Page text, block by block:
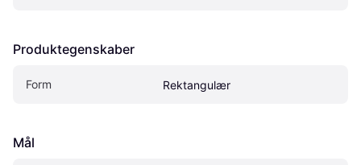
Produktegenskaber
Form Rektangulær
Mål